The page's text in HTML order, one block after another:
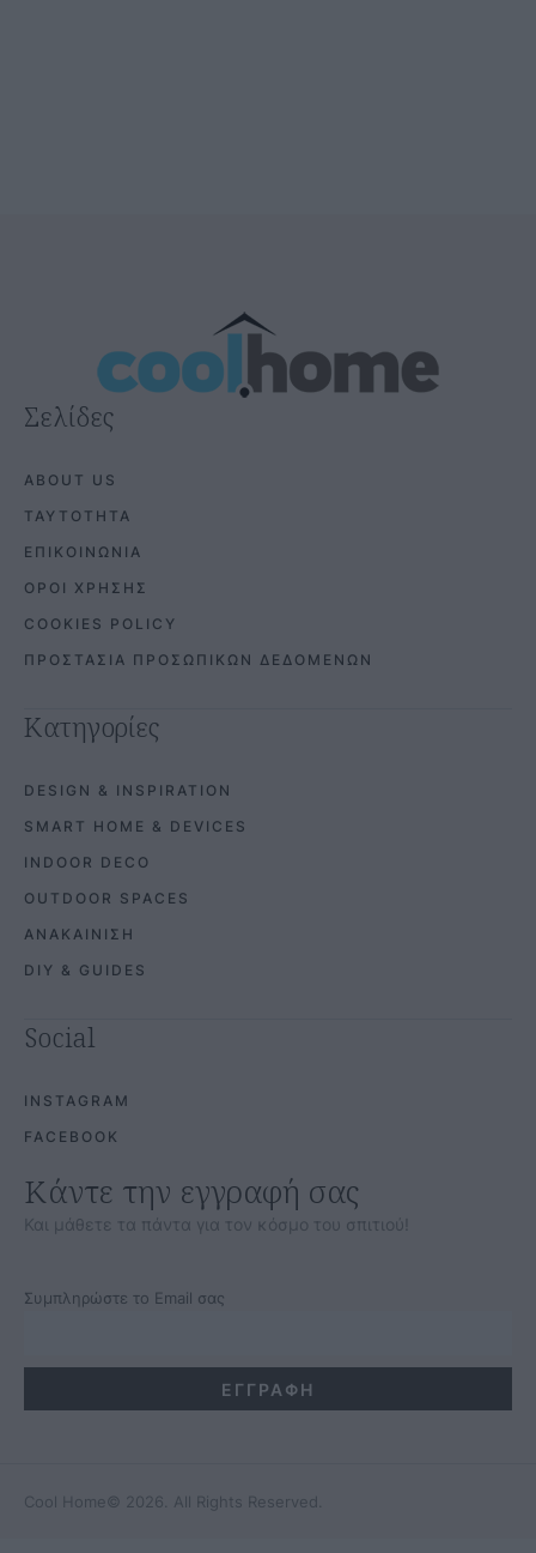
Σελίδες
ABOUT US
ΤΑΥΤΟΤΗΤΑ
ΕΠΙΚΟΙΝΩΝΙΑ
ΟΡΟΙ ΧΡΗΣΗΣ
COOKIES POLICY
ΠΡΟΣΤΑΣΙΑ ΠΡΟΣΩΠΙΚΩΝ ΔΕΔΟΜΕΝΩΝ
Κατηγορίες
DESIGN & INSPIRATION
SMART HOME & DEVICES
INDOOR DECO
OUTDOOR SPACES
ΑΝΑΚΑΙΝΙΣΗ
DIY & GUIDES
Social
INSTAGRAM
FACEBOOK
Κάντε την εγγραφή σας
Και μάθετε τα πάντα για τον κόσμο του σπιτιού!
Συμπληρώστε το Email σας
Cool Home © 2026. All Rights Reserved.